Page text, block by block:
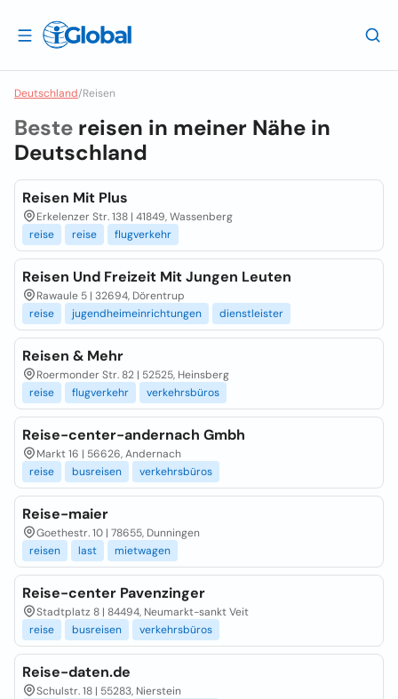
Deutschland/Reisen
Beste reisen in meiner Nähe in
Deutschland
Reisen Mit Plus
Erkelenzer Str. 138 | 41849, Wassenberg
reise
reise flugverkehr
Reisen Und Freizeit Mit Jungen Leuten
Rawaule 5 | 32694, Dörentrup
reise
jugendheimeinrichtungen dienstleister
Reisen & Mehr
Roermonder Str. 82 | 52525, Heinsberg
reise
flugverkehr verkehrsbüros
Reise-center-andernach Gmbh
Markt 16 | 56626, Andernach
reise
busreisen verkehrsbüros
Reise-maier
Goethestr. 10 | 78655, Dunningen
reisen
last mietwagen
Reise-center Pavenzinger
Stadtplatz 8 | 84494, Neumarkt-sankt Veit
reise
busreisen verkehrsbüros
Reise-daten.de
Schulstr. 18 | 55283, Nierstein